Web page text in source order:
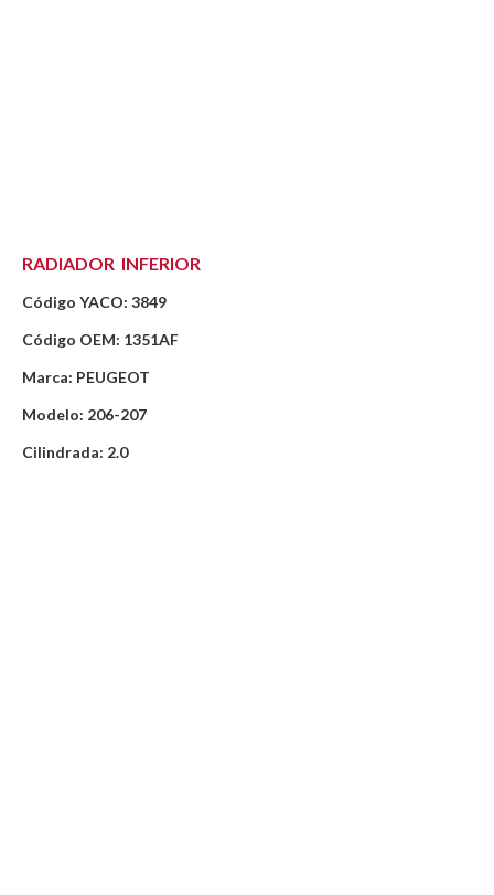
RADIADOR INFERIOR
Código YACO: 3849
Código OEM: 1351AF
Marca: PEUGEOT
Modelo: 206-207
Cilindrada: 2.0